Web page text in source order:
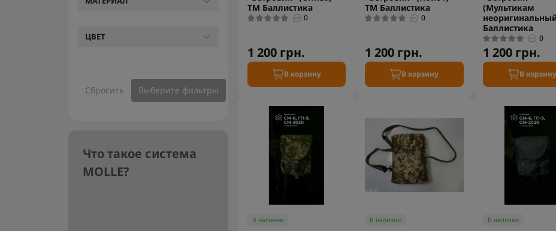
ЦВЕТ
Сбросить Выберите фильтры
Что такое система
MOLLE?
ТМ Баллистика
0
1 200 грн.
В корзину
ТМ Баллистика
0
1 200 грн.
В корзину
(Мультикам
Баллистика
0
1 200 грн.
В корзину
В наличии В наличии В наличии